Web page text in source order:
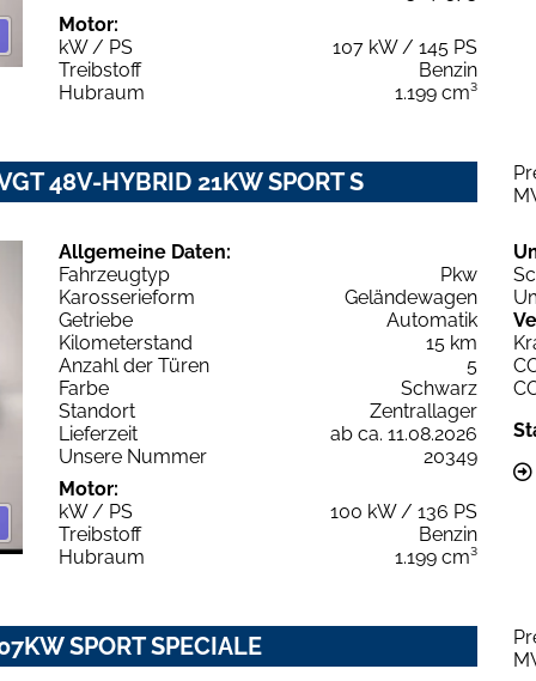
Motor:
kW / PS
107 kW / 145 PS
Treibstoff
Benzin
Hubraum
1.199 cm³
48V-HYBRID 21KW SPORT S
Allgemeine Daten:
Fahrzeugtyp
Pkw
Karosserieform
Geländewagen
Getriebe
Automatik
Kilometerstand
15 km
Anzahl der Türen
5
Farbe
Schwarz
Standort
Zentrallager
Lieferzeit
ab ca. 11.08.2026
Unsere Nummer
20349
Motor:
kW / PS
100 kW / 136 PS
Treibstoff
Benzin
Hubraum
1.199 cm³
SPORT SPECIALE